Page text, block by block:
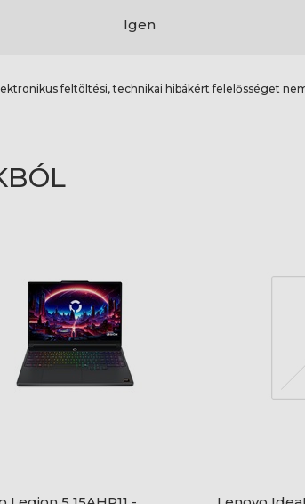
Igen
feltöltési, technikai hibákért felelősséget